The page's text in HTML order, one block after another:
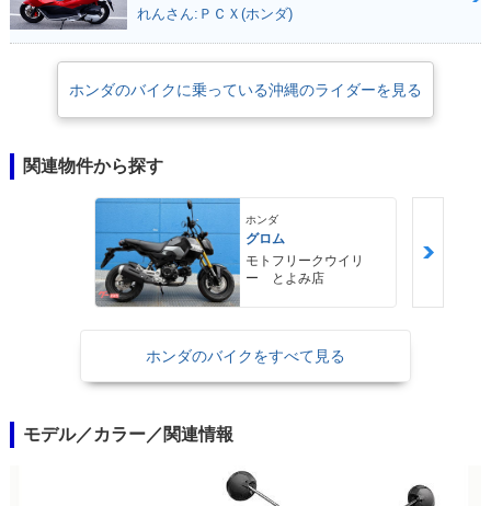
れんさん:ＰＣＸ(ホンダ)
ホンダのバイクに乗っている沖縄のライダーを見る
関連物件から探す
ホンダ
グロム
モトフリークウイリ
ー とよみ店
ホンダのバイクをすべて見る
モデル／カラー／関連情報